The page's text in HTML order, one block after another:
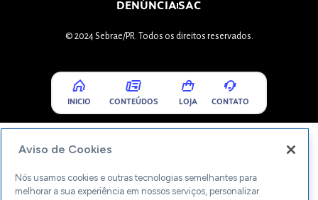
DENÚNCIASAC
© 2024 Sebrae/PR. Todos os direitos reservados.
INICIO CONTEÚDOS LOJA CONTATO
Aviso de Cookies
Nós usamos cookies e outras tecnologias semelhantes para
melhorar a sua experiência em nossos serviços, personalizar